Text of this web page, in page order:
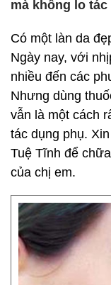
mà không lo
Có một làn da
Ngày nay, với
nhiều đến các
Nhưng dùng
vẫn là một cách
tác dụng phụ.
Tuệ Tĩnh để
của chị em.